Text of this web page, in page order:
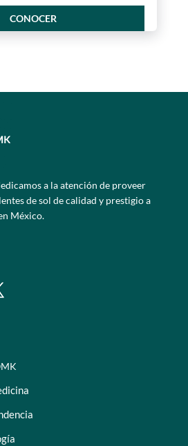
CONOCER
a la atención de proveer
de sol de calidad y prestigio a
México.